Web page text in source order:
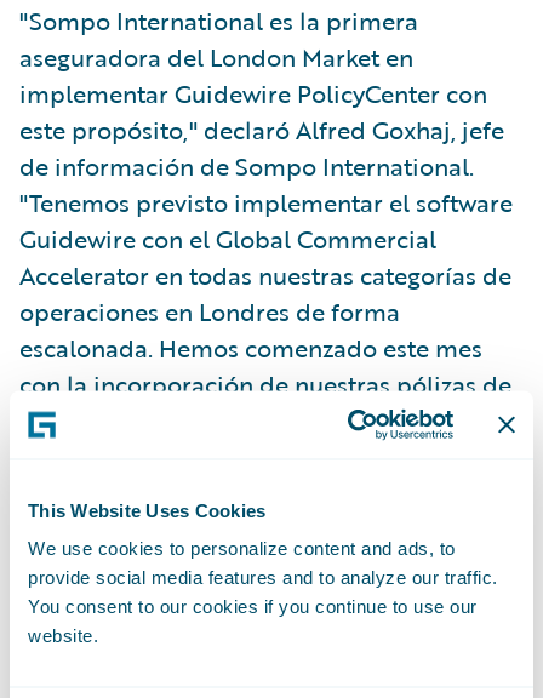
This Website Uses Cookies
We use cookies to personalize content and ads, to
provide social media features and to analyze our traffic.
You consent to our cookies if you continue to use our
website.
"Sompo International es la primera
aseguradora del London Market en
implementar Guidewire PolicyCenter con
este propósito," declaró Alfred Goxhaj, jefe
de información de Sompo International.
"Tenemos previsto implementar el software
Guidewire con el Global Commercial
Accelerator en todas nuestras categorías de
operaciones en Londres de forma
escalonada. Hemos comenzado este mes
con la incorporación de nuestras pólizas de
seguros contra daños y las opiniones que
plataforma común nos permitirá ofrecer de
manera más rápida y precisa a nuestros
clientes toda la documentación relativa a las
pólizas de forma que puedan seguir más